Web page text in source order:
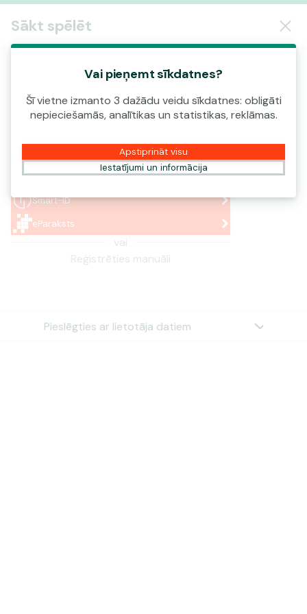
Pieslēgties
Vai pieņemt sīkdatnes?
Šī vietne izmanto 3 dažādu veidu sīkdatnes: obligāti
nepieciešamās, analītikas un statistikas, reklāmas.
Apstiprināt visu
Iestatījumi un informācija
Sākt spēlēt
Piedāvājums ir pieejams tikai jaunajiem
spēlētājiem.
Iemaksā 20 € un spēlē 50
reāla nauda
Pieslēgties vai reģistrēties
Smart-ID
eParaksts
vai
Reģistrēties manuāli
Pieslēgties ar lietotāja datiem